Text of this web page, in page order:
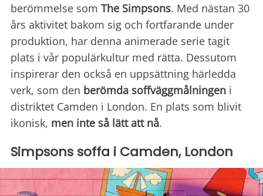
berömmelse som The Simpsons. Med nästan 30
års aktivitet bakom sig och fortfarande under
produktion, har denna animerade serie tagit
plats i vår populärkultur med rätta. Dessutom
inspirerar den också en uppsättning härledda
verk, som den berömda soffväggmålningen i
distriktet Camden i London. En plats som blivit
ikonisk, men inte så lätt att nå.
Simpsons soffa i Camden, London